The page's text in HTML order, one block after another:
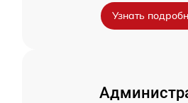
Узнать